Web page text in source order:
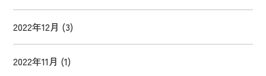
2022年12月 (3)
2022年11月 (1)